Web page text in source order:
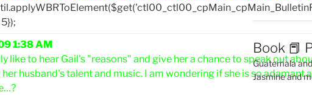
1:38 AM
like to hear Gail's "reasons" and give her a chance to speak out
husband's talent and music. I am wondering if she is so adamant
Book 📕
Guatemala
Jasmine and